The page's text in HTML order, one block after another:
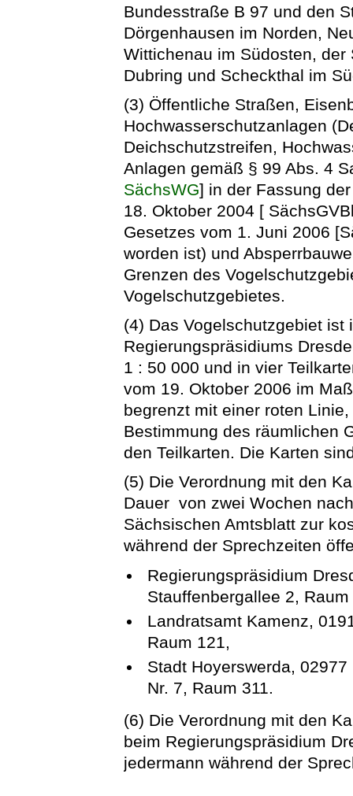
Bundesstraße B 97 und den
Dörgenhausen im Norden,
Wittichenau im Südosten,
Dubring und Scheckthal im
(3) Öffentliche Straßen,
Hochwasserschutzanlagen
Deichschutzstreifen,
Anlagen gemäß § 99 Abs. 4
SächsWG] in der Fassung
18. Oktober 2004 [
Gesetzes vom 1. Juni 2006
worden ist) und
Grenzen des
Vogelschutzgebietes.
(4) Das Vogelschutzgebiet
Regierungspräsidiums
1 : 50 000 und in vier
vom 19. Oktober 2006 im
begrenzt mit einer roten
Bestimmung des räumlichen
den Teilkarten. Die Karten
(5) Die Verordnung mit den
Dauer von zwei Wochen
Sächsischen Amtsblatt zur
während der Sprechzeiten
Regierungspräsidium
Stauffenbergallee 2,
Landratsamt Kamenz,
Raum 121,
Stadt Hoyerswerda,
Nr. 7, Raum 311.
(6) Die Verordnung mit den
beim Regierungspräsidium
jedermann während der